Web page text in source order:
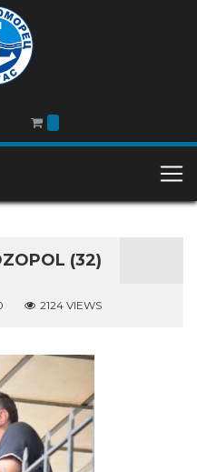
(32)
2124 VIEWS